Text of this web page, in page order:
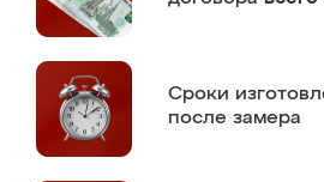
Сроки
после замера